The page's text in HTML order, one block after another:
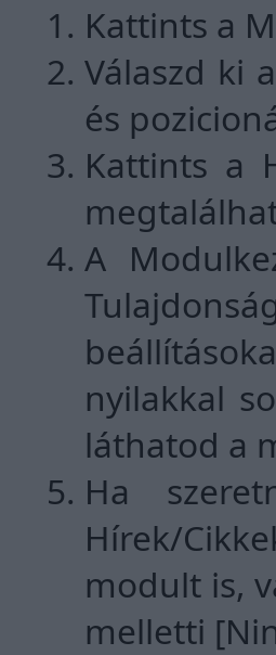
Kattints a
Válaszd ki
és
Kattints a
A
nyilakkal
láthatod a
Ha
Hírek/
modult is,
melletti